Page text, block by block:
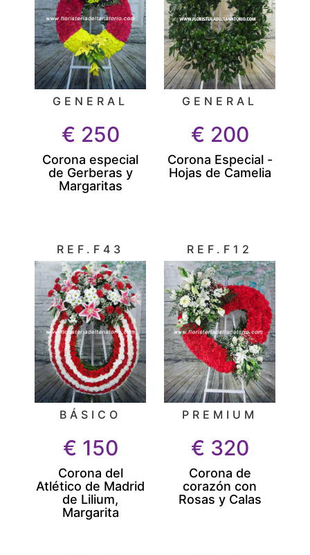
GENERAL
€ 250
Corona especial
de Gerberas y
Margaritas
GENERAL
€ 200
Corona Especial -
Hojas de Camelia
REF.F43
BÁSICO
€ 150
Corona del
Atlético de Madrid
de Lilium,
Margarita
REF.F12
PREMIUM
€ 320
Corona de
corazón con
Rosas y Calas